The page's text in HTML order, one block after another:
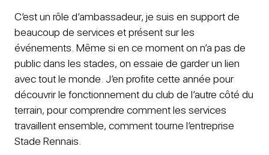
C’est un rôle d’ambassadeur, je suis en support de
beaucoup de services et présent sur les
événements. Même si en ce moment on n’a pas de
public dans les stades, on essaie de garder un lien
avec tout le monde. J’en profite cette année pour
découvrir le fonctionnement du club de l’autre côté du
terrain, pour comprendre comment les services
travaillent ensemble, comment tourne l’entreprise
Stade Rennais.